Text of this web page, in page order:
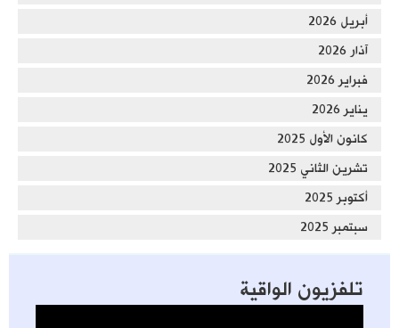
أبريل 2026
آذار 2026
فبراير 2026
يناير 2026
كانون الأول 2025
تشرين الثاني 2025
أكتوبر 2025
سبتمبر 2025
تلفزيون الواقية